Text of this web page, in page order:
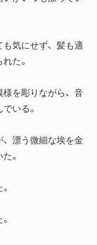
気にせず、髪も適
た。
を彫りながら、音
いる。
漂う微細な埃を金
。